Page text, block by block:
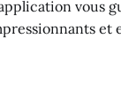
vous
et
Le